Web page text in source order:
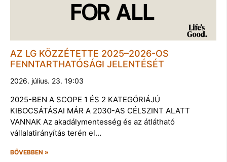
AZ LG KÖZZÉTETTE 2025–2026-OS
FENNTARTHATÓSÁGI JELENTÉSÉT
2026. július. 23. 19:03
2025-BEN A SCOPE 1 ÉS 2 KATEGÓRIÁJÚ
KIBOCSÁTÁSAI MÁR A 2030-AS CÉLSZINT ALATT
VANNAK Az akadálymentesség és az átlátható
vállalatirányítás terén el…
BŐVEBBEN »